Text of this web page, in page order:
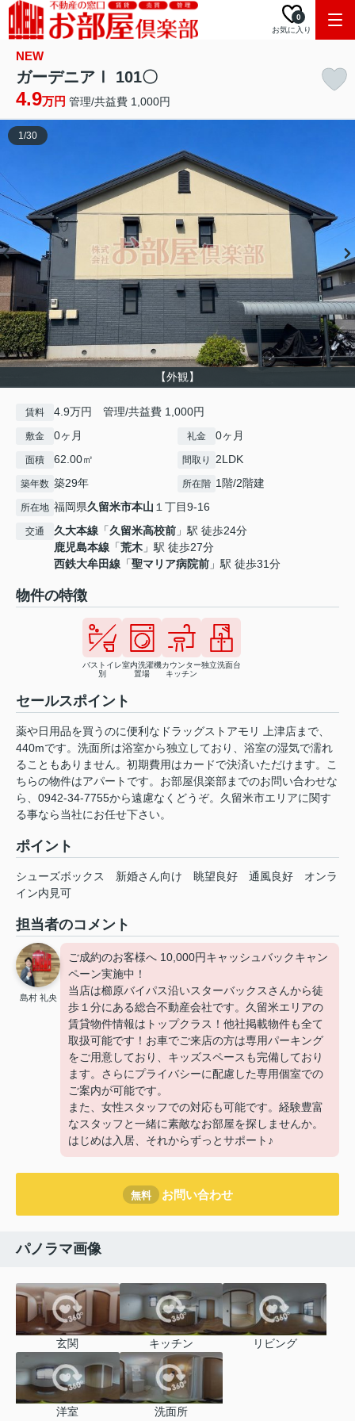
お気に入り
0
NEW
ガーデニアⅠ 101〇
4.9万円 管理/共益費 1,000円
【外観】
1/30
賃料 4.9万円 管理/共益費 1,000円
敷金 0ヶ月 礼金 0ヶ月
面積 62.00㎡ 間取り 2LDK
築年数 築29年 所在階 1階/2階建
所在地 福岡県久留米市本山 １丁目9-16
交通 久大本線 「久留米高校前 」駅 徒歩24分
鹿児島本線 「荒木 」駅 徒歩27分
西鉄大牟田線 「聖マリア病院前 」駅 徒歩31分
物件の特徴
バストイレ
別
室内洗濯機
置場
カウンター
キッチン
独立洗面台
セールスポイント
薬や日用品を買うのに便利なドラッグストアモリ 上津店まで、
440mです。洗面所は浴室から独立しており、浴室の湿気で濡れ
ることもありません。初期費用はカードで決済いただけます。こ
ちらの物件はアパートです。お部屋倶楽部までのお問い合わせな
ら、0942-34-7755から遠慮なくどうぞ。久留米市エリアに関す
る事なら当社にお任せ下さい。
ポイント
シューズボックス 新婚さん向け 眺望良好 通風良好
オンラ
イン内見可
担当者のコメント
島村 礼央
ご成約のお客様へ 10,000円キャッシュバックキャン
ペーン実施中！
当店は櫛原バイパス沿いスターバックスさんから徒
歩１分にある総合不動産会社です。久留米エリアの
賃貸物件情報はトップクラス！他社掲載物件も全て
取扱可能です！お車でご来店の方は専用パーキング
をご用意しており、キッズスペースも完備しており
ます。さらにプライバシーに配慮した専用個室での
ご案内が可能です。
また、女性スタッフでの対応も可能です。経験豊富
なスタッフと一緒に素敵なお部屋を探しませんか。
はじめは入居、それからずっとサポート♪
無料 お問い合わせ
パノラマ画像
玄関 キッチン リビング
洋室 洗面所